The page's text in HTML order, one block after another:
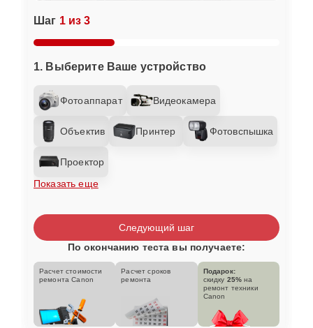
Шаг 1 из 3
1. Выберите Ваше устройство
Фотоаппарат Видеокамера
Объектив Принтер Фотовспышка
Проектор
Показать еще
Следующий шаг
По окончанию теста вы получаете:
Расчет стоимости
ремонта Canon
Расчет сроков
ремонта
Подарок:
скидку 25% на
ремонт техники
Canon